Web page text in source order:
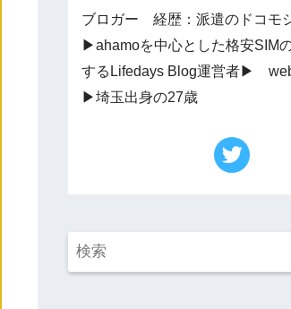
ブロガー 経歴：派遣のドコモ
▶︎ahamoを中心とした格安SIM
するLifedays Blog運営者▶︎
▶︎埼玉出身の27歳